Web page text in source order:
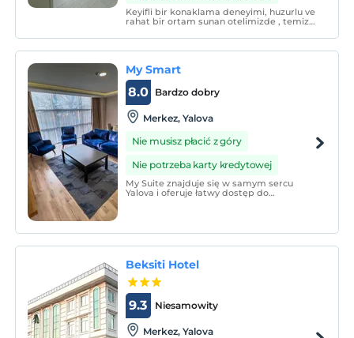
Keyifli bir konaklama deneyimi, huzurlu ve
rahat bir ortam sunan otelimizde , temiz
etmekten büyük mutluluk duyuyoruz.
My Smart
Bardzo dobry
8.0
Merkez, Yalova
Nie musisz płacić z góry
Nie potrzeba karty kredytowej
My Suite znajduje się w samym sercu
Yalova i oferuje łatwy dostęp do
Beksiti Hotel
Niesamowity
9.3
Merkez, Yalova